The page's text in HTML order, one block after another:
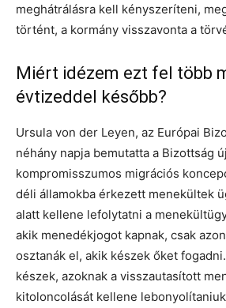
meghátrálásra kell kényszeríteni,
történt, a kormány visszavonta a
Miért idézem ezt fel több
évtizeddel később?
Ursula von der Leyen, az Európai
néhány napja bemutatta a Bizottság
kompromisszumos migrációs
déli államokba érkezett menekültek
alatt kellene lefolytatni a
akik menedékjogot kapnak, csak
osztanák el, akik készek őket
készek, azoknak a visszautasított
kitoloncolását kellene